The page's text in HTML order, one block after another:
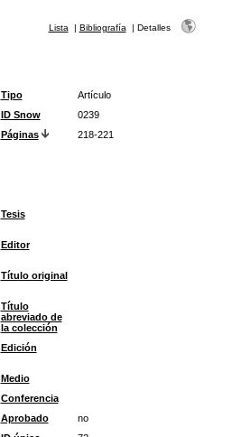
Lista | Bibliografía | Detalles
Tipo
Artículo
ID Snow
0239
Páginas
218-221
Tesis
Editor
Título original
Título
abreviado de
la colección
Edición
Medio
Conferencia
Aprobado
no